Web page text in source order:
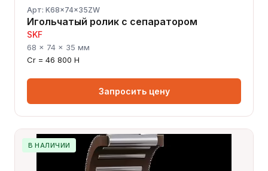
Арт: K68x74x35ZW
Игольчатый ролик с сепаратором
SKF
68 × 74 × 35 мм
Cr = 46 800 Н
Запросить цену
В НАЛИЧИИ